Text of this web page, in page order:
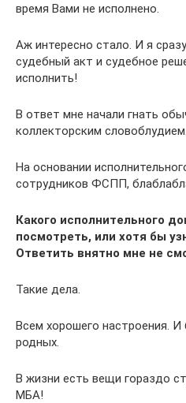
время Вами не исполнено.
Аж интересно стало. И я
судебный акт и судебное
исполнить!
В ответ мне начали гнать
коллекторским словоблудием.
На основании
сотрудников ФСПП,
Какого исполнительного
посмотреть, или хотя бы
Ответить внятно мне не
Такие дела.
Всем хорошего настроения. И
родных.
В жизни есть вещи гораздо
МБА!